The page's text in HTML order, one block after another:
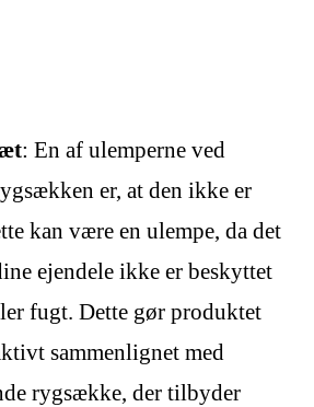
: En af ulemperne ved
er, at den ikke er
kan være en ulempe, da det
ejendele ikke er beskyttet
fugt. Dette gør produktet
sammenlignet med
rygsække, der tilbyder